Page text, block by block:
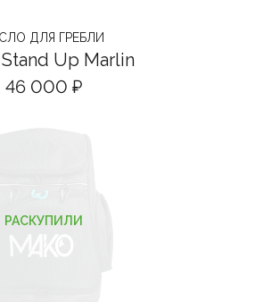
ДЛЯ ГРЕБЛИ
Stand Up Marlin
46 000 ₽
РАСКУПИЛИ